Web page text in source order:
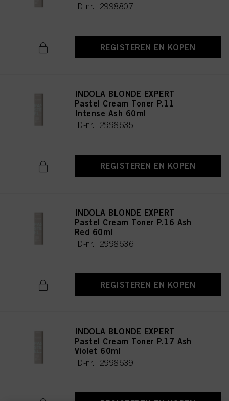
ID-nr. 2998807
REGISTEREN EN KOPEN
INDOLA BLONDE EXPERT
Pastel Cream Toner P.11
Intense Ash 60ml
ID-nr. 2998635
REGISTEREN EN KOPEN
INDOLA BLONDE EXPERT
Pastel Cream Toner P.16 Ash
Red 60ml
ID-nr. 2998636
REGISTEREN EN KOPEN
INDOLA BLONDE EXPERT
Pastel Cream Toner P.17 Ash
Violet 60ml
ID-nr. 2998639